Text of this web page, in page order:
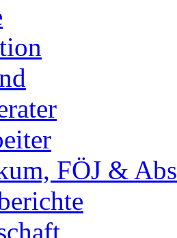
FÖJ &